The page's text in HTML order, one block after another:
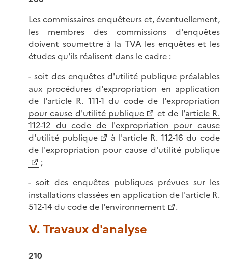
Les commissaires enquêteurs et, éventuellement,
les membres des commissions d'enquêtes
doivent soumettre à la TVA les enquêtes et les
études qu'ils réalisent dans le cadre :
- soit des enquêtes d'utilité publique préalables
aux procédures d'expropriation en application
de l'article R. 111-1 du code de l'expropriation
pour cause d'utilité publique
et de l'article R.
112-12 du code de l'expropriation pour cause
d'utilité publique
à l'article R. 112-16 du code
de l'expropriation pour cause d'utilité publique
;
- soit des enquêtes publiques prévues sur les
installations classées en application de l'article R.
512-14 du code de l'environnement
.
V. Travaux d'analyse
210